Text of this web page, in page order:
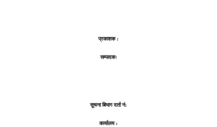
प्रकाशक :
सम्पादकः
सूचना बिभाग दर्ता नं:
कार्यालय :